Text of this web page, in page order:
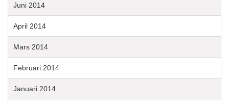
Juni 2014
April 2014
Mars 2014
Februari 2014
Januari 2014